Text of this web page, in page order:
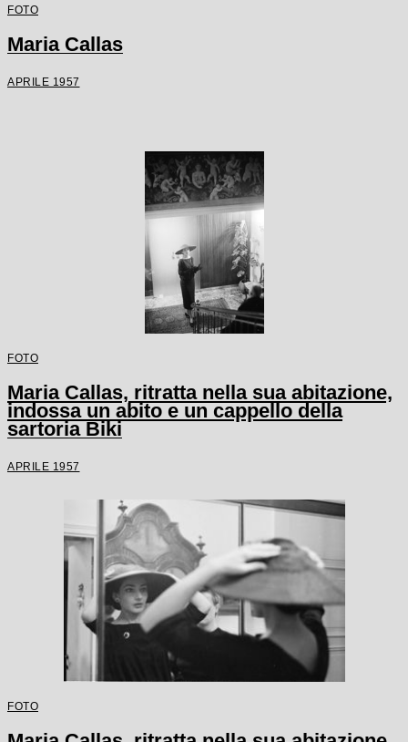
FOTO
Maria Callas
APRILE 1957
FOTO
Maria Callas, ritratta nella sua abitazione,
indossa un abito e un cappello della
sartoria Biki
APRILE 1957
FOTO